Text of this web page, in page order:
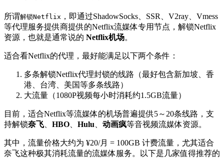
所谓解锁Netflix ，即通过ShadowSocks、SSR、V2ray、Vmess
等代理服务提供商提供的Netflix流媒体专用节点，解锁Netflix
资源，也就是通常说的 Netflix机场。
适合看Netflix的代理，最好能满足以下两个条件：
多条解锁Netflix代理封锁的线路（最好包含新加坡、香
港、台湾、美国等多条线路）
大流量（1080P视频每小时消耗约1.5GB流量）
目前，适合Netflix等流媒体的机场普遍提供5～20条线路，支
持解锁奈飞 HBO Hulu 动画疯等音视频流媒体资源。
其中，流量价格大约为 ¥20/月 = 100GB 计费流量，尤其适合
奈飞这种极其消耗流量的流媒体服务。以下是几家值得推荐的